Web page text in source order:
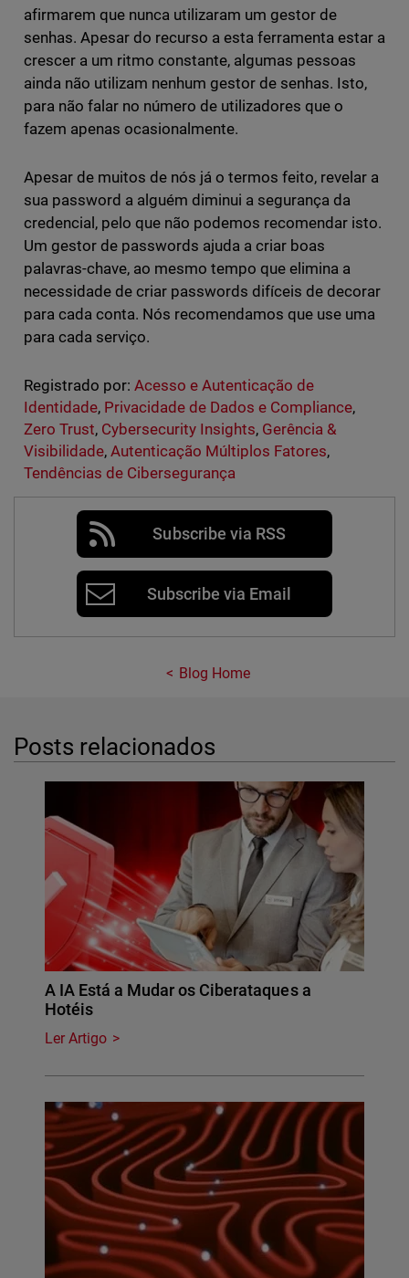
afirmarem que nunca utilizaram um gestor de
senhas. Apesar do recurso a esta ferramenta estar a
crescer a um ritmo constante, algumas pessoas
ainda não utilizam nenhum gestor de senhas. Isto,
para não falar no número de utilizadores que o
fazem apenas ocasionalmente.
Apesar de muitos de nós já o termos feito, revelar a
sua password a alguém diminui a segurança da
credencial, pelo que não podemos recomendar isto.
Um gestor de passwords ajuda a criar boas
palavras-chave, ao mesmo tempo que elimina a
necessidade de criar passwords difíceis de decorar
para cada conta. Nós recomendamos que use uma
para cada serviço.
Registrado por: Acesso e Autenticação de
Identidade, Privacidade de Dados e Compliance,
Zero Trust, Cybersecurity Insights, Gerência &
Visibilidade, Autenticação Múltiplos Fatores,
Tendências de Cibersegurança
Subscribe via RSS
Subscribe via Email
Blog Home
Posts relacionados
A IA Está a Mudar os Ciberataques a
Hotéis
Ler Artigo